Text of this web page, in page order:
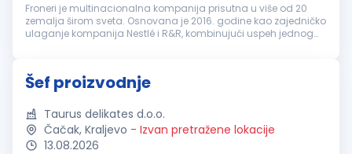
Froneri je multinacionalna kompanija prisutna u više od 20
zemalja širom sveta. Osnovana je 2016. godine kao zajedničko
ulaganje kompanija Nestlé i R&R, kombinujući uspeh jednog
Šef proizvodnje
Taurus delikates d.o.o.
Čačak, Kraljevo - Izvan pretražene lokacije
13.08.2026